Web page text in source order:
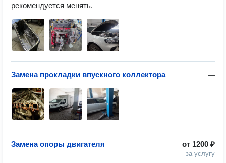
рекомендуется менять.
—
Замена прокладки впускного коллектора
от 1200 ₽
за услугу
Замена опоры двигателя